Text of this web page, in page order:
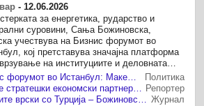
- 12.06.2026
за енергетика, рударство и
суровини, Сања Божиновска,
учествува на Бизнис форумот во
кој претставува значајна платформа
на институциите и деловната
од Македонија и Турција.
Политика
Репортер
Журнал